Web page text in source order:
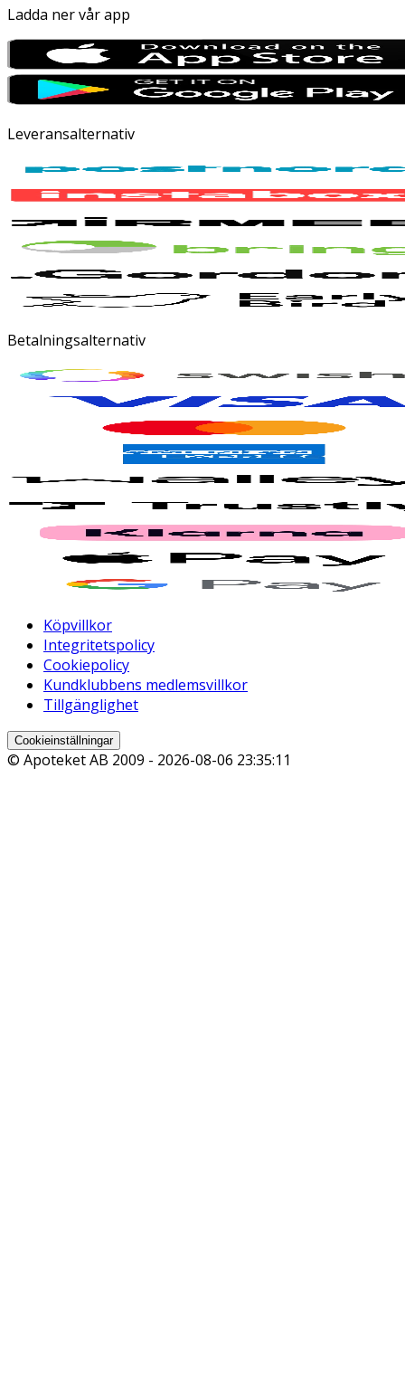
Ladda ner vår app
Leveransalternativ
Betalningsalternativ
Köpvillkor
Integritetspolicy
Cookiepolicy
Kundklubbens medlemsvillkor
Tillgänglighet
Cookieinställningar
© Apoteket AB 2009 - 2026-08-06 23:35:11